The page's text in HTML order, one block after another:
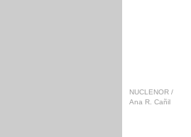
NUCLENOR /
Ana R. Cañil